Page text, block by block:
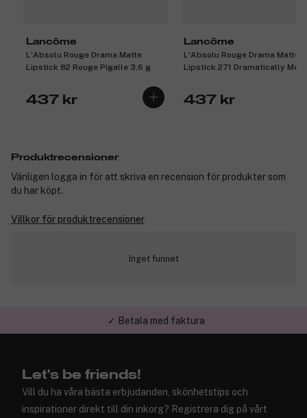
Lancôme
L'Absolu Rouge Drama Matte
Lipstick 82 Rouge Pigalle 3,6 g
437 kr
Lancôme
L'Absolu Rouge Drama Matte
Lipstick 271 Dramatically Me
437 kr
Produktrecensioner
Vänligen logga in för att skriva en recension för produkter som
du har köpt.
Villkor för produktrecensioner
Inget funnet
Let's be friends!
Vill du ha våra bästa erbjudanden, skönhetstips och
inspirationer direkt till din inkorg? Registrera dig på vårt